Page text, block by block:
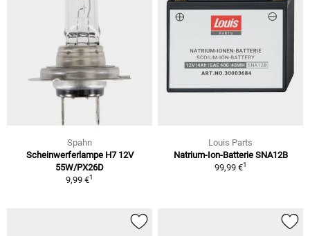
Spahn
Scheinwerferlampe H7 12V
55W/PX26D
9,99 €1
Louis Parts
Natrium-Ion-Batterie SNA12B
99,99 €1